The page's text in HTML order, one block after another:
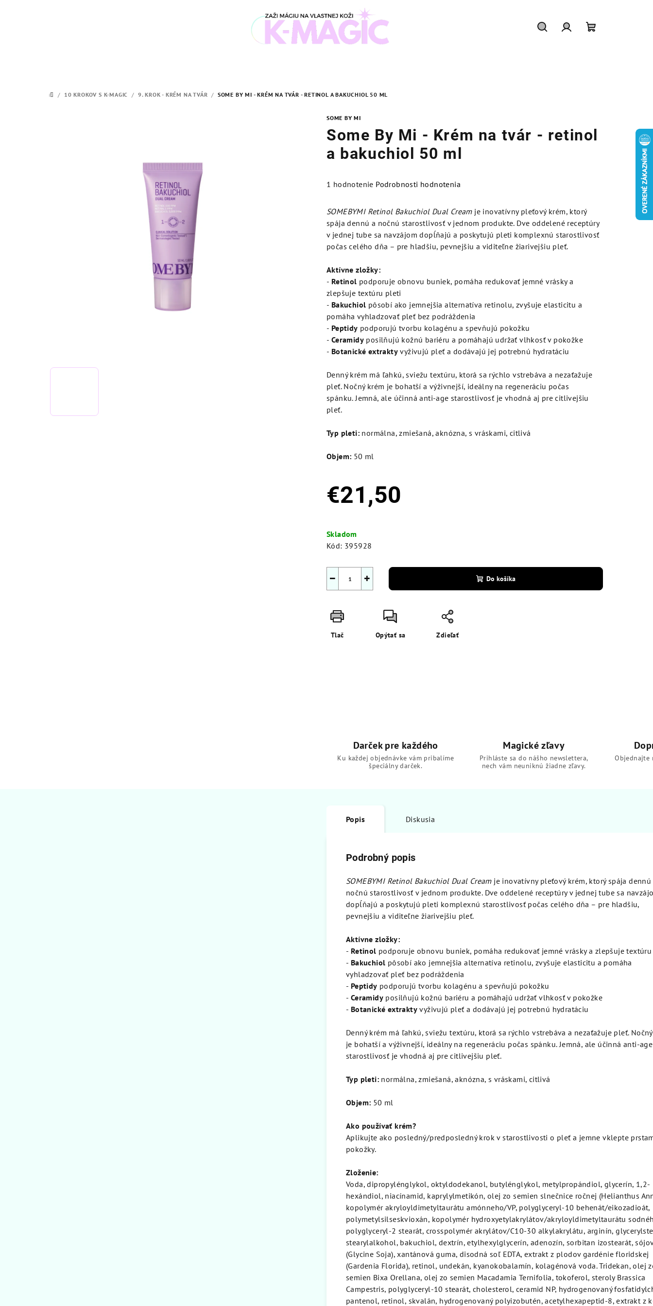
DOMOV
/ 10 KROKOV S K-MAGIC / 9. KROK - KRÉM NA TVÁR / SOME BY MI - KRÉM NA TVÁR - RETINOL A BAKUCHIOL 50 ML
SOME BY MI
Some By Mi - Krém na tvár - retinol
a bakuchiol 50 ml
Priemerné
produktu
5,0
5
hviezdičiek.
1 hodnotenie Podrobnosti hodnotenia
SOMEBYMI Retinol Bakuchiol Dual Creamje inovatívny pleťový krém, ktorý
spája dennú a nočnú starostlivosť v jednom produkte. Dve oddelené receptúry
v jednej tube sa navzájom dopĺňajú a poskytujú pleti komplexnú starostlivosť
počas celého dňa – pre hladšiu, pevnejšiu a viditeľne žiarivejšiu pleť.
Aktívne zložky:
- Retinol podporuje obnovu buniek, pomáha redukovať jemné vrásky a
zlepšuje textúru pleti
- Bakuchiol pôsobí ako jemnejšia alternatíva retinolu, zvyšuje elasticitu a
pomáha vyhladzovať pleť bez podráždenia
- Peptidy podporujú tvorbu kolagénu a spevňujú pokožku
- Ceramidy posilňujú kožnú bariéru a pomáhajú udržať vlhkosť v pokožke
- Botanické extrakty vyživujú pleť a dodávajú jej potrebnú hydratáciu
Denný krém má ľahkú, sviežu textúru, ktorá sa rýchlo vstrebáva a nezaťažuje
pleť. Nočný krém je bohatší a výživnejší, ideálny na regeneráciu počas
spánku. Jemná, ale účinná anti-age starostlivosť je vhodná aj pre citlivejšiu
pleť.
Typ pleti: normálna, zmiešaná, aknózna, s vráskami, citlivá
Objem: 50 ml
€21,50
cena:
Skladom
Kód: 395928
+
− Do košíka
Tlač Opýtať sa Zdieľať
Darček pre každého
Ku každej objednávke vám pribalíme
špeciálny darček.
Magické zľavy
Prihláste sa do nášho newslettera,
nech vám neuniknú žiadne zľavy.
Objednajte
Popis Diskusia
Podrobný popis
SOMEBYMI Retinol Bakuchiol Dual Creamje inovatívny pleťový krém, ktorý spája dennú
nočnú starostlivosť v jednom produkte. Dve oddelené receptúry v jednej tube sa
dopĺňajú a poskytujú pleti komplexnú starostlivosť počas celého dňa – pre hladšiu,
pevnejšiu a viditeľne žiarivejšiu pleť.
Aktívne zložky:
- Retinol podporuje obnovu buniek, pomáha redukovať jemné vrásky a zlepšuje
- Bakuchiol pôsobí ako jemnejšia alternatíva retinolu, zvyšuje elasticitu a pomáha
vyhladzovať pleť bez podráždenia
- Peptidy podporujú tvorbu kolagénu a spevňujú pokožku
- Ceramidy posilňujú kožnú bariéru a pomáhajú udržať vlhkosť v pokožke
- Botanické extrakty vyživujú pleť a dodávajú jej potrebnú hydratáciu
Denný krém má ľahkú, sviežu textúru, ktorá sa rýchlo vstrebáva a nezaťažuje pleť.
je bohatší a výživnejší, ideálny na regeneráciu počas spánku. Jemná, ale účinná anti-age
starostlivosť je vhodná aj pre citlivejšiu pleť.
Typ pleti: normálna, zmiešaná, aknózna, s vráskami, citlivá
Objem: 50 ml
Ako používať krém?
Aplikujte ako posledný/predposledný krok v starostlivosti o pleť a jemne vklepte
pokožky.
Zloženie:
Voda, dipropylénglykol, oktyldodekanol, butylénglykol, metylpropándiol, glycerín, 1,2-
hexándiol, niacínamid, kaprylylmetikón, olej zo semien slnečnice ročnej (Helianthus
kopolymér akryloyldimetyltaurátu amónneho/VP, polyglyceryl-10 behenát/eikozadioát,
polymetylsilseskvioxán, kopolymér hydroxyetylakrylátov/akryloyldimetyltaurátu
polyglyceryl-2 stearát, crosspolymér akrylátov/C10-30 alkylakrylátu, arginín,
stearylalkohol, bakuchiol, dextrín, etylhexylglycerín, adenozín, sorbitan izostearát,
(Glycine Soja), xantánová guma, disodná soľ EDTA, extrakt z plodov gardénie floridskej
(Gardenia Florida), retinol, undekán, kyanokobalamín, kolagénová voda. Tridekan, olej
semien Bixa Orellana, olej zo semien Macadamia Ternifolia, tokoferol, steroly Brassica
Campestris, polyglyceryl-10 stearát, cholesterol, ceramid NP, hydrogenovaný
pantenol, retinol, skvalán, hydrogenovaný polyizobutén, acetylhexapeptid-8, extrakt z